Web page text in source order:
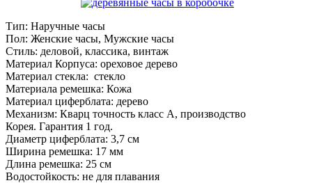
Тип: Наручные часы
Пол: Женские часы, Мужские часы
Стиль: деловой, классика, винтаж
Материал Корпуса: ореховое дерево
Материал стекла: стекло
Материала ремешка: Кожа
Материал циферблата: дерево
Механизм: Кварц точность класс А, производство
Корея. Гарантия 1 год.
Диаметр циферблата: 3,7 см
Ширина ремешка: 17 мм
Длина ремешка: 25 см
Водостойкость: не для плавания